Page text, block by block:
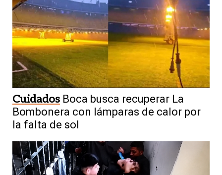
Cuidados Boca busca recuperar La
Bombonera con lámparas de calor por
la falta de sol